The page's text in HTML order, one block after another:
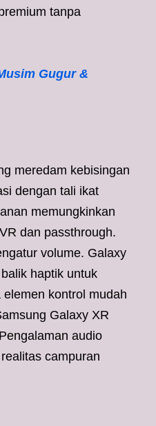
tanpa
Gugur &
meredam kebisingan
dengan tali ikat
memungkinkan
dan passthrough.
volume. Galaxy
haptik untuk
kontrol mudah
Galaxy XR
audio
campuran